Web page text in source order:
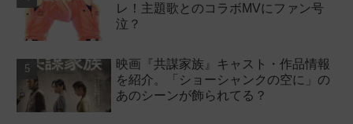
レ！主題歌とのコラボMVにファン号
泣？
映画『共謀家族』キャスト・作品情報
を紹介。「ショーシャンクの空に」の
あのシーンが飾られてる？